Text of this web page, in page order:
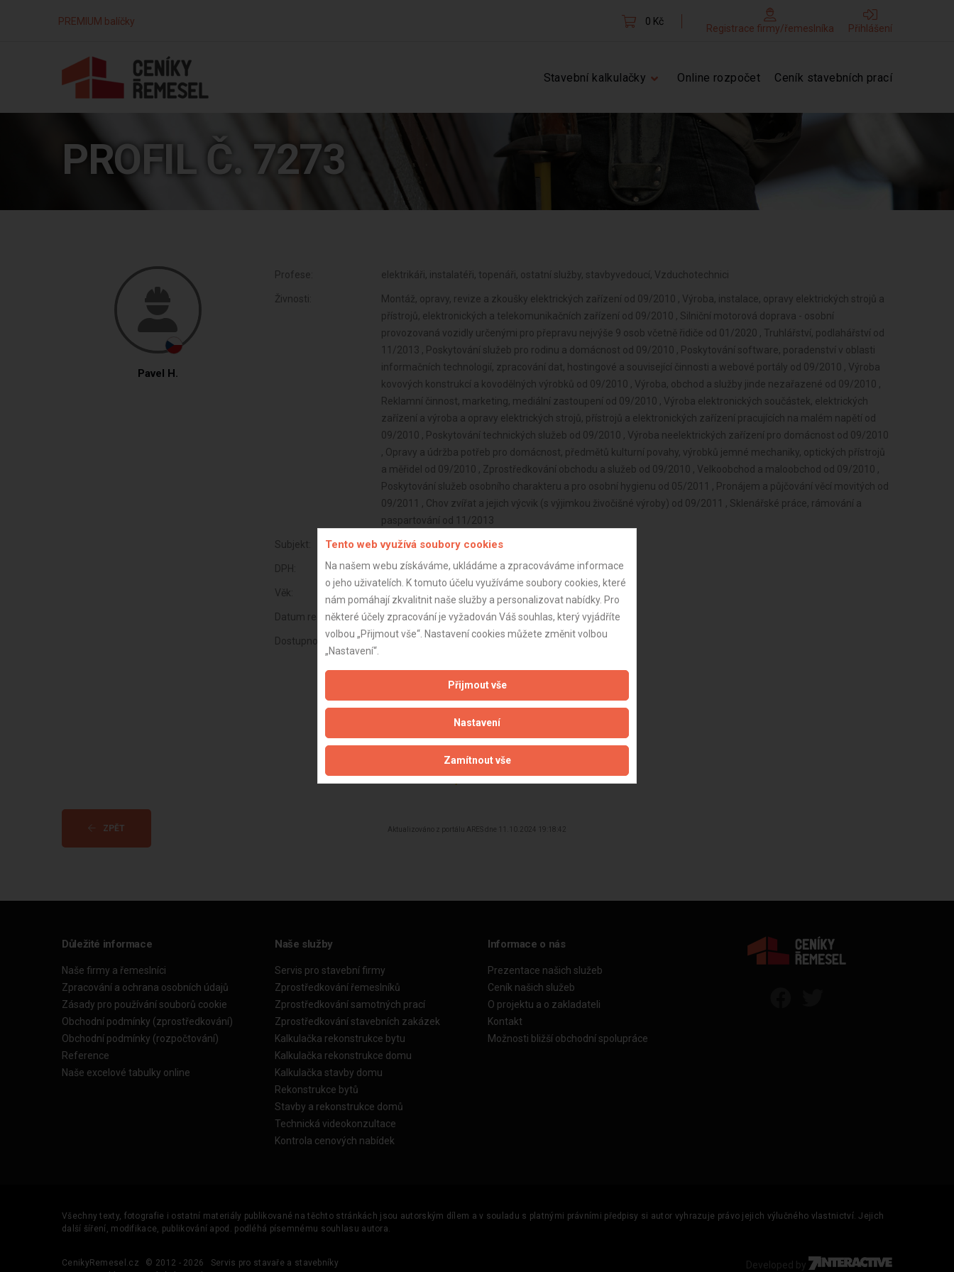
PREMIUM balíčky 0 Kč
Registrace firmy/řemeslníka Přihlášení
Stavební kalkulačky Online rozpočet Ceník stavebních prací
PROFIL Č. 7273
Pavel H.
Profese: elektrikáři, instalatéři, topenáři, ostatní služby, stavbyvedoucí, Vzduchotechnici
Živnosti:
Montáž, opravy, revize a zkoušky elektrických zařízení od 09/2010 , Výroba, instalace, opravy elektrických strojů a
přístrojů, elektronických a telekomunikačních zařízení od 09/2010 , Silniční motorová doprava - osobní
provozovaná vozidly určenými pro přepravu nejvýše 9 osob včetně řidiče od 01/2020 , Truhlářství, podlahářství od
11/2013 , Poskytování služeb pro rodinu a domácnost od 09/2010 , Poskytování software, poradenství v oblasti
informačních technologií, zpracování dat, hostingové a související činnosti a webové portály od 09/2010 , Výroba
kovových konstrukcí a kovodělných výrobků od 09/2010 , Výroba, obchod a služby jinde nezařazené od 09/2010 ,
Reklamní činnost, marketing, mediální zastoupení od 09/2010 , Výroba elektronických součástek, elektrických
zařízení a výroba a opravy elektrických strojů, přístrojů a elektronických zařízení pracujících na malém napětí od
09/2010 , Poskytování technických služeb od 09/2010 , Výroba neelektrických zařízení pro domácnost od 09/2010
, Opravy a údržba potřeb pro domácnost, předmětů kulturní povahy, výrobků jemné mechaniky, optických přístrojů
a měřidel od 09/2010 , Zprostředkování obchodu a služeb od 09/2010 , Velkoobchod a maloobchod od 09/2010 ,
Poskytování služeb osobního charakteru a pro osobní hygienu od 05/2011 , Pronájem a půjčování věcí movitých od
09/2011 , Chov zvířat a jejich výcvik (s výjimkou živočišné výroby) od 09/2011 , Sklenářské práce, rámování a
paspartování od 11/2013
Subjekt: OSVČ
DPH: Neplátce
Věk:
Datum registrace: 11.10.2024
Dostupnost:
ZPĚT Aktualizováno z portálu ARES dne 11.10.2024 19:18:42
Důležité informace
Naše firmy a řemeslníci
Zpracování a ochrana osobních údajů
Zásady pro používání souborů cookie
Obchodní podmínky (zprostředkování)
Obchodní podmínky (rozpočtování)
Reference
Naše excelové tabulky online
Naše služby
Servis pro stavební firmy
Zprostředkování řemeslníků
Zprostředkování samotných prací
Zprostředkování stavebních zakázek
Kalkulačka rekonstrukce bytu
Kalkulačka rekonstrukce domu
Kalkulačka stavby domu
Rekonstrukce bytů
Stavby a rekonstrukce domů
Technická videokonzultace
Kontrola cenových nabídek
Informace o nás
Prezentace našich služeb
Ceník našich služeb
O projektu a o zakladateli
Kontakt
Možnosti bližší obchodní spolupráce
Všechny texty, fotografie i ostatní materiály publikované na těchto stránkách jsou autorským dílem a v souladu s platnými právními předpisy si autor vyhrazuje právo jejich výlučného vlastnictví. Jejich
další šíření, modifikace, publikování apod. podléhá písemnému souhlasu autora.
CenikyRemesel.cz © 2012 - 2026
Servis pro stavaře a stavebníky
Developed by
Tento web využívá soubory cookies
Na našem webu získáváme, ukládáme a zpracováváme informace
o jeho uživatelích. K tomuto účelu využíváme soubory cookies, které
nám pomáhají zkvalitnit naše služby a personalizovat nabídky. Pro
některé účely zpracování je vyžadován Váš souhlas, který vyjádříte
volbou „Přijmout vše“. Nastavení cookies můžete změnit volbou
„Nastavení“.
Přijmout vše
Nastavení
Zamítnout vše